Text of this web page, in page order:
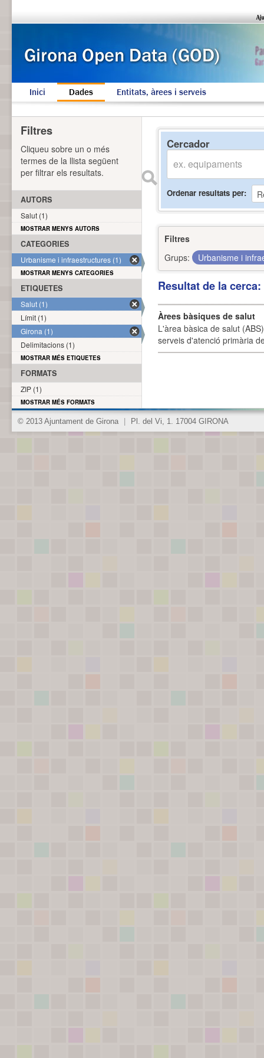
Inici Dades Entitats, àrees i serveis
Cercador
Ordenar resultats per
Filtres
Grups:
Urbanisme i
Resultat de la
Àrees bàsiques de salut
L'àrea bàsica de salut
serveis d'atenció primària
Filtres
Cliqueu sobre un o més
termes de la llista següent
per filtrar els resultats.
AUTORS
Salut (1)
MOSTRAR MENYS AUTORS
CATEGORIES
Urbanisme i infraestructures (1)
MOSTRAR MENYS CATEGORIES
ETIQUETES
Salut (1)
Límit (1)
Girona (1)
Delimitacions (1)
MOSTRAR MÉS ETIQUETES
FORMATS
ZIP (1)
MOSTRAR MÉS FORMATS
© 2013 Ajuntament de Girona Pl. del Vi, 1. 17004 GIRONA